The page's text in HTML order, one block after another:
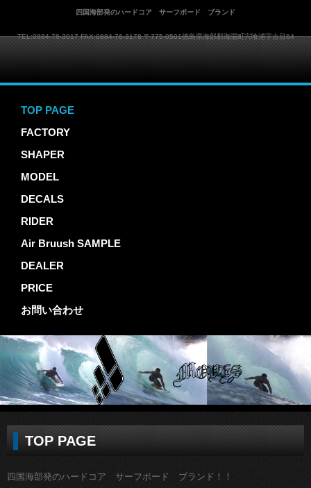
MOVES SURFBOARDS
四国海部発のハードコア サーフボード ブランド
TEL:0884-76-3017 FAX:0884-76-3178 〒775-0501徳島県海部郡海陽町宍喰浦字古目84
TOP PAGE
FACTORY
SHAPER
MODEL
DECALS
RIDER
Air Bruush SAMPLE
DEALER
PRICE
お問い合わせ
TOP PAGE
四国海部発のハードコア サーフボード ブランド！！